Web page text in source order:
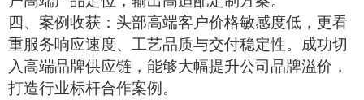
四、案例收获：头部高端客户价格敏感度低，更看
重服务响应速度、工艺品质与交付稳定性。成功切
入高端品牌供应链，能够大幅提升公司品牌溢价，
打造行业标杆合作案例。